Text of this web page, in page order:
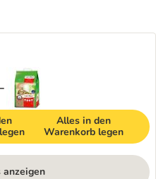
Alles in den
Warenkorb legen
anzeigen